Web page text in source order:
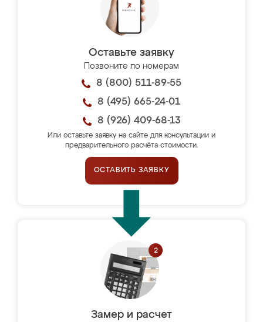
Оставьте заявку
Позвоните по номерам
8 (800) 511-89-55
8 (495) 665-24-01
8 (926) 409-68-13
Или оставьте заявку на сайте для консультации и
предварительного расчёта стоимости.
ОСТАВИТЬ ЗАЯВКУ
Замер и расчет